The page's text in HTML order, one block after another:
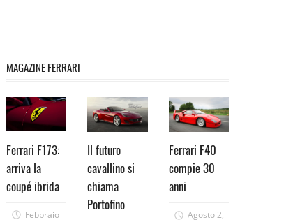
MAGAZINE FERRARI
Ferrari F173:
arriva la
coupé ibrida
Febbraio
Il futuro
cavallino si
chiama
Portofino
Ferrari F40
compie 30
anni
Agosto 2,